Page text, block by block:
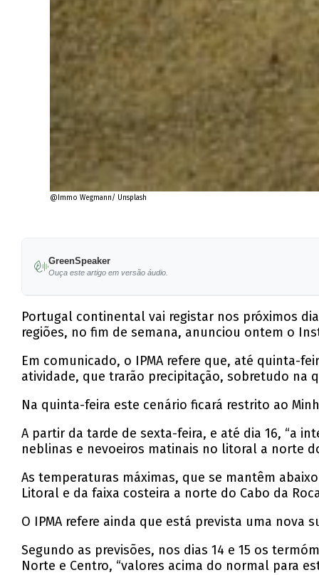
@Immo Wegmann/ Unsplash
GreenSpeaker
Ouça este artigo em versão áudio.
Portugal continental vai registar nos próximos
regiões, no fim de semana, anunciou ontem o
Em comunicado, o IPMA refere que, até quinta-
atividade, que trarão precipitação, sobretudo na
Na quinta-feira este cenário ficará restrito ao
A partir da tarde de sexta-feira, e até dia 16, “a
neblinas e nevoeiros matinais no litoral a norte
As temperaturas máximas, que se mantêm
Litoral e da faixa costeira a norte do Cabo da
O IPMA refere ainda que está prevista uma nova
Segundo as previsões, nos dias 14 e 15 os
Norte e Centro, “valores acima do normal para